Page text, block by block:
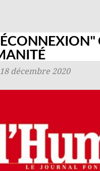
décembre 2020